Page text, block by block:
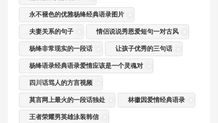
永不褪色的优雅杨绛经典语录图片
夫妻关系的句子 情侣说说秀恩爱短句一对古风
杨绛非常现实的一段话 让孩子优秀的三句话
杨绛语录经典语录爱情应该是一个灵魂对
四川话骂人的方言视频
莫言网上最火的一段话独处 林徽因爱情经典语录
王者荣耀男英雄泳装韩信